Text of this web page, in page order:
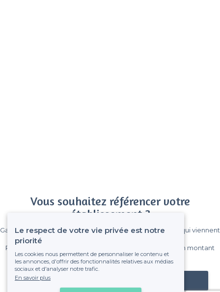
Vous souhaitez référencer votre
établissement ?
Gagnez de nombreux clients parmi le million de visiteurs qui viennent
Pas de commissions et sans engagement, vous payez un montant
fixe sans risque de voir déraper la facture.
Référencer mon établissement
Le respect de votre vie privée est notre
priorité
Les cookies nous permettent de personnaliser le contenu et
les annonces, d'offrir des fonctionnalités relatives aux médias
sociaux et d'analyser notre trafic.
En savoir plus